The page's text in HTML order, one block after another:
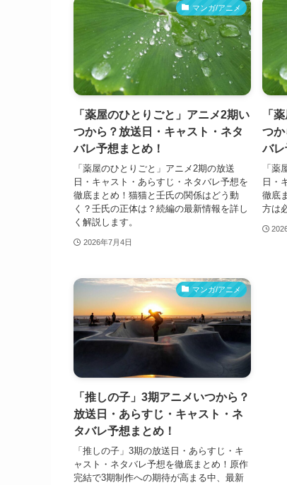
マンガ/アニメ
「薬屋のひとりごと」アニメ2期い
つから？放送日・キャスト・ネタ
バレ予想まとめ！
「薬屋のひとりごと」アニメ2期の放送
日・キャスト・あらすじ・ネタバレ予想を
徹底まとめ！猫猫と壬氏の関係はどう動
く？壬氏の正体は？続編の最新情報を詳し
く解説します。
2026年7月4日
「
つか
バレ
「薬
日・
徹底
方は
マンガ/アニメ
「推しの子」3期アニメいつから？
放送日・あらすじ・キャスト・ネ
タバレ予想まとめ！
「推しの子」3期の放送日・あらすじ・キ
ャスト・ネタバレ予想を徹底まとめ！原作
完結で3期制作への期待が高まる中、最新